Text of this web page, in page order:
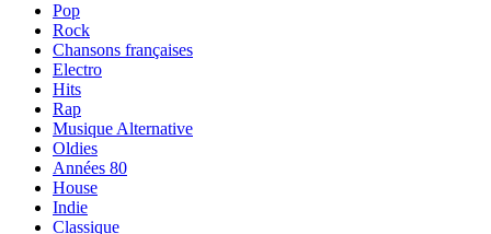
Pop
Rock
Chansons françaises
Electro
Hits
Rap
Musique Alternative
Oldies
Années 80
House
Indie
Classique